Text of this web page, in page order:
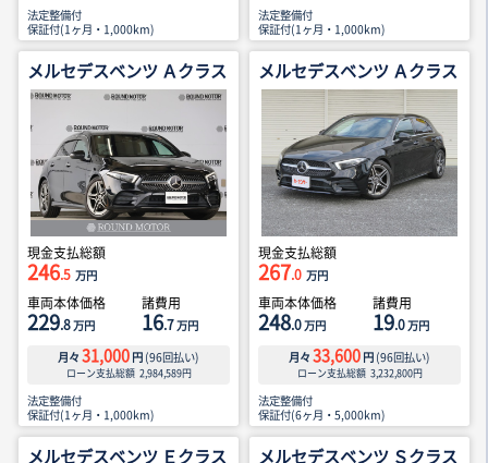
法定整備付
保証付(1ヶ月・1,000km)
法定整備付
保証付(1ヶ月・1,000km)
メルセデスベンツ Ａクラス
現金支払総額
246.5 万円
車両本体価格
229.8万円
諸費用
16.7万円
月々 31,000 円 (96回払い)
ローン支払総額 2,984,589円
法定整備付
保証付(1ヶ月・1,000km)
メルセデスベンツ Ａクラス
現金支払総額
267.0 万円
車両本体価格
248.0万円
諸費用
19.0万円
月々 33,600 円 (96回払い)
ローン支払総額 3,232,800円
法定整備付
保証付(6ヶ月・5,000km)
メルセデスベンツ Ｅクラス メルセデスベンツ Ｓクラス